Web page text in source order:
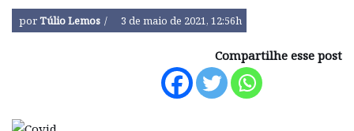
porTúlio Lemos 3 de maio de 2021, 12:56h
Compartilhe esse post